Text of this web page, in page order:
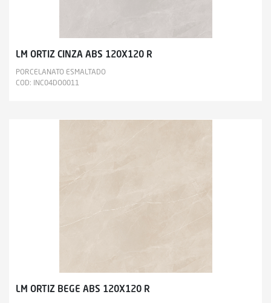
LM ORTIZ CINZA ABS 120X120 R
PORCELANATO ESMALTADO
COD: INC04DO0011
LM ORTIZ BEGE ABS 120X120 R